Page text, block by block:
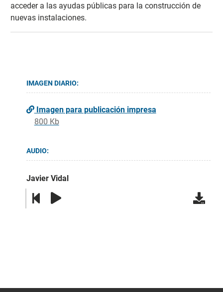
acceder a las ayudas públicas para la construcción de
nuevas instalaciones.
IMAGEN DIARIO:
Imagen para publicación impresa
800 Kb
AUDIO:
Javier Vidal